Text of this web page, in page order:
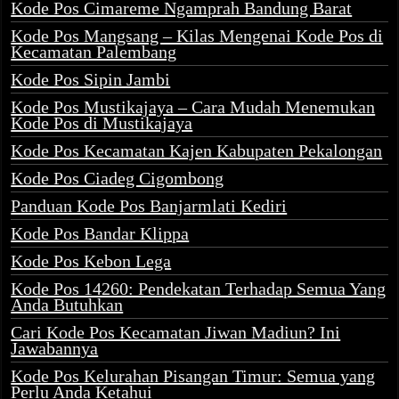
Kode Pos Cimareme Ngamprah Bandung Barat
Kode Pos Mangsang – Kilas Mengenai Kode Pos di
Kecamatan Palembang
Kode Pos Sipin Jambi
Kode Pos Mustikajaya – Cara Mudah Menemukan
Kode Pos di Mustikajaya
Kode Pos Kecamatan Kajen Kabupaten Pekalongan
Kode Pos Ciadeg Cigombong
Panduan Kode Pos Banjarmlati Kediri
Kode Pos Bandar Klippa
Kode Pos Kebon Lega
Kode Pos 14260: Pendekatan Terhadap Semua Yang
Anda Butuhkan
Cari Kode Pos Kecamatan Jiwan Madiun? Ini
Jawabannya
Kode Pos Kelurahan Pisangan Timur: Semua yang
Perlu Anda Ketahui